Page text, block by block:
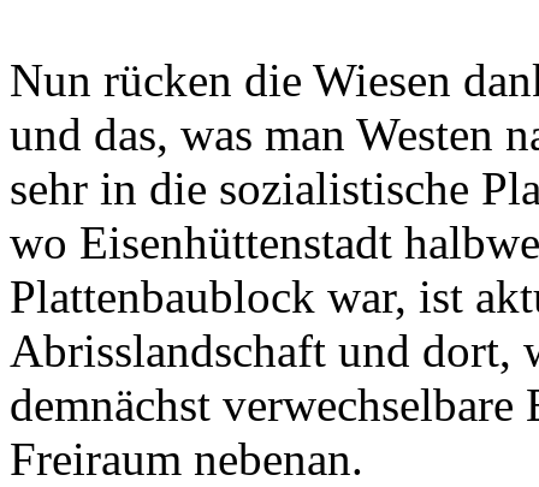
Nun rücken die Wiesen
und das, was man Westen
sehr in die sozialistische
wo Eisenhüttenstadt
Plattenbaublock war, ist
Abrisslandschaft und dort,
demnächst
Freiraum nebenan.